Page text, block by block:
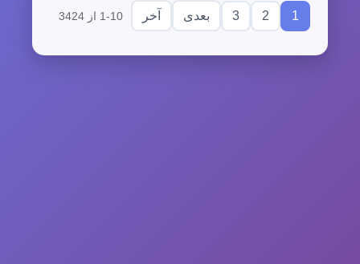
1
2
3 بعدی آخر 1-10 از 3424